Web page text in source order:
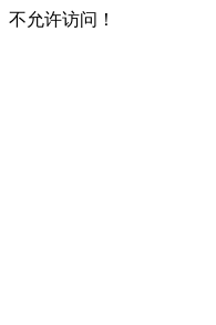
不允许访问！